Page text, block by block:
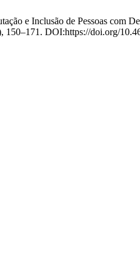
e Inclusão de Pessoas com
150–171. DOI:https://doi.org/